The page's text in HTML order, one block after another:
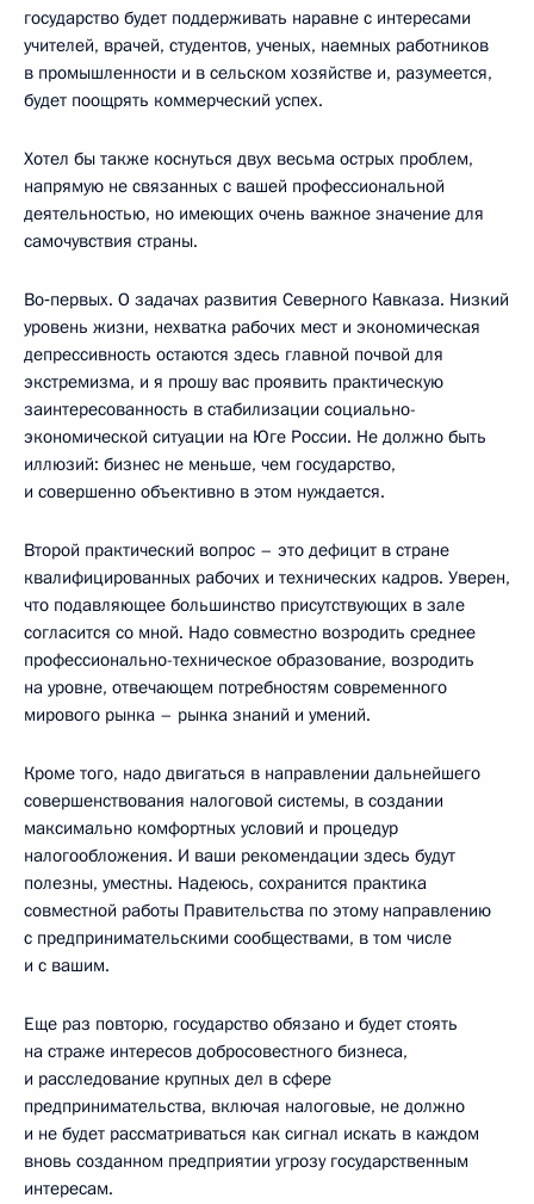
государство будет поддерживать наравне с интересами
учителей, врачей, студентов, ученых, наемных работников
в промышленности и в сельском хозяйстве и, разумеется,
будет поощрять коммерческий успех.
Хотел бы также коснуться двух весьма острых проблем,
напрямую не связанных с вашей профессиональной
деятельностью, но имеющих очень важное значение для
самочувствия страны.
Во‑первых. О задачах развития Северного Кавказа. Низкий
уровень жизни, нехватка рабочих мест и экономическая
депрессивность остаются здесь главной почвой для
экстремизма, и я прошу вас проявить практическую
заинтересованность в стабилизации социально-
экономической ситуации на Юге России. Не должно быть
иллюзий: бизнес не меньше, чем государство,
и совершенно объективно в этом нуждается.
Второй практический вопрос – это дефицит в стране
квалифицированных рабочих и технических кадров. Уверен,
что подавляющее большинство присутствующих в зале
согласится со мной. Надо совместно возродить среднее
профессионально-техническое образование, возродить
на уровне, отвечающем потребностям современного
мирового рынка – рынка знаний и умений.
Кроме того, надо двигаться в направлении дальнейшего
совершенствования налоговой системы, в создании
максимально комфортных условий и процедур
налогообложения. И ваши рекомендации здесь будут
полезны, уместны. Надеюсь, сохранится практика
совместной работы Правительства по этому направлению
с предпринимательскими сообществами, в том числе
и с вашим.
Еще раз повторю, государство обязано и будет стоять
на страже интересов добросовестного бизнеса,
и расследование крупных дел в сфере
предпринимательства, включая налоговые, не должно
и не будет рассматриваться как сигнал искать в каждом
вновь созданном предприятии угрозу государственным
интересам.